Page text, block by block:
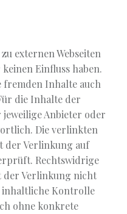
externen Webseiten
Einfluss haben.
fremden Inhalte auch
die Inhalte der
Anbieter oder
Die verlinkten
der Verlinkung auf
Rechtswidrige
der Verlinkung nicht
inhaltliche Kontrolle
ohne konkrete